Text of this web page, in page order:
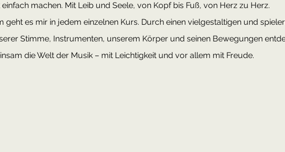
einfach machen. Mit Leib und Seele, von Kopf bis Fuß, von Herz zu Herz.
geht es mir in jedem einzelnen Kurs. Durch einen vielgestaltigen und
Stimme, Instrumenten, unserem Körper und seinen Bewegungen
die Welt der Musik – mit Leichtigkeit und vor allem mit Freude.